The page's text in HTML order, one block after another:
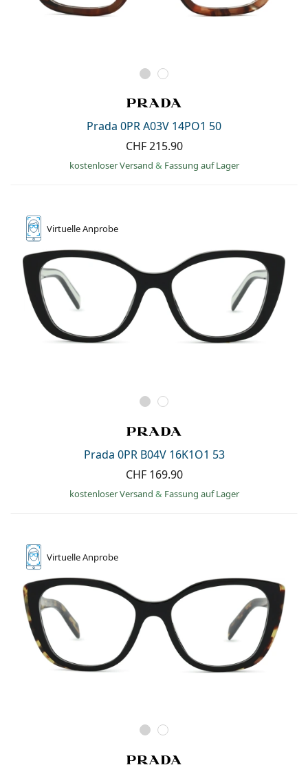
Prada 0PR A03V 14PO1 50
CHF 215.90
kostenloser Versand & Fassung auf Lager
VirtuelleAnprobe
Prada 0PR B04V 16K1O1 53
CHF 169.90
kostenloser Versand & Fassung auf Lager
VirtuelleAnprobe